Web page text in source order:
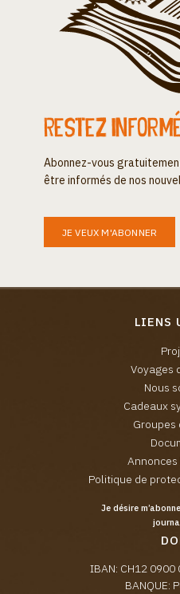
Restez
Abonnez-vous
être informés de nos
JE VEUX M'ABONNER
LIENS
Voyages
Nous
Cadeaux
Groupes
Politique de
Je désire
IBAN: CH12
BANQUE: